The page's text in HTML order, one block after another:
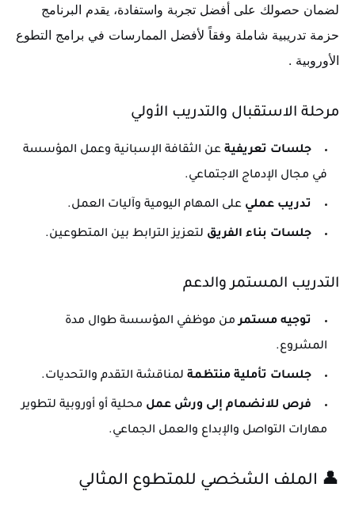
لضمان حصولك على أفضل تجربة واستفادة، يقدم البرنامج
حزمة تدريبية شاملة وفقاً لأفضل الممارسات في برامج التطوع
الأوروبية .
مرحلة الاستقبال والتدريب الأولي
جلسات تعريفية عن الثقافة الإسبانية وعمل المؤسسة
في مجال الإدماج الاجتماعي.
تدريب عملي على المهام اليومية وآليات العمل.
جلسات بناء الفريق لتعزيز الترابط بين المتطوعين.
التدريب المستمر والدعم
توجيه مستمر من موظفي المؤسسة طوال مدة
المشروع.
جلسات تأملية منتظمة لمناقشة التقدم والتحديات.
فرص للانضمام إلى ورش عمل محلية أو أوروبية لتطوير
مهارات التواصل والإبداع والعمل الجماعي.
👤 الملف الشخصي للمتطوع المثالي